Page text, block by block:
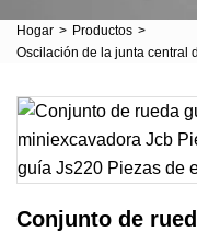
Hogar > Productos >
Oscilación de la junta central
Conjunto de